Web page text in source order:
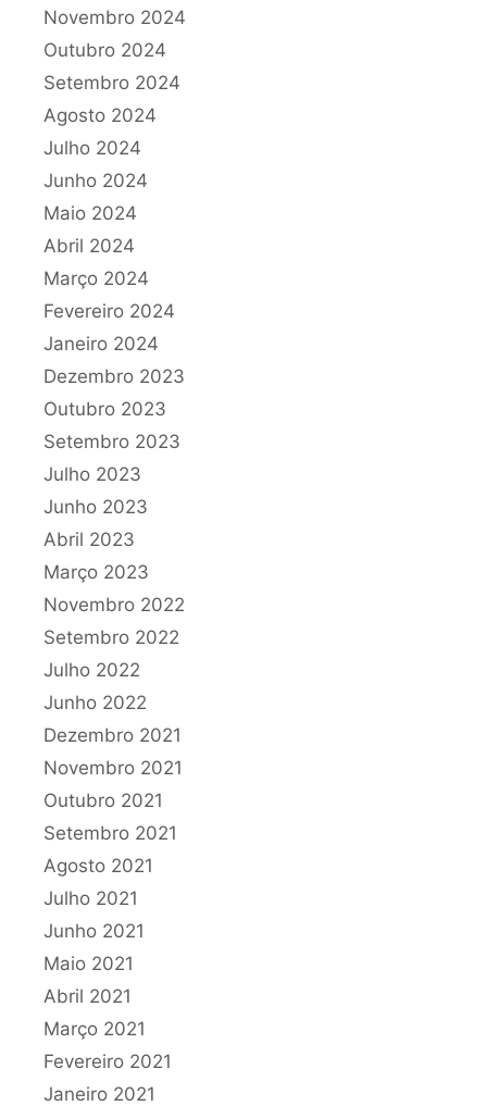
Novembro 2024
Outubro 2024
Setembro 2024
Agosto 2024
Julho 2024
Junho 2024
Maio 2024
Abril 2024
Março 2024
Fevereiro 2024
Janeiro 2024
Dezembro 2023
Outubro 2023
Setembro 2023
Julho 2023
Junho 2023
Abril 2023
Março 2023
Novembro 2022
Setembro 2022
Julho 2022
Junho 2022
Dezembro 2021
Novembro 2021
Outubro 2021
Setembro 2021
Agosto 2021
Julho 2021
Junho 2021
Maio 2021
Abril 2021
Março 2021
Fevereiro 2021
Janeiro 2021